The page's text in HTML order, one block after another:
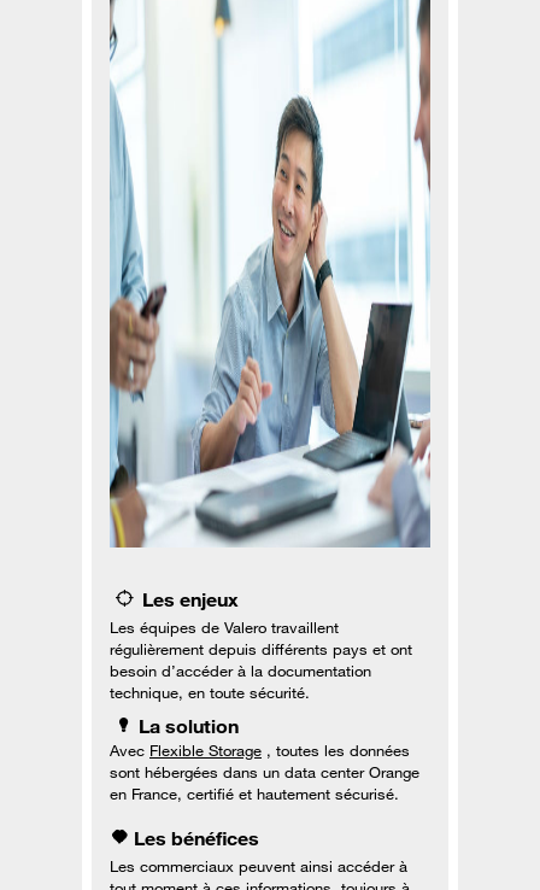
Les enjeux
Les équipes de Valero travaillent
régulièrement depuis différents pays et ont
besoin d’accéder à la documentation
technique, en toute sécurité.
La solution
Avec Flexible Storage , toutes les données
sont hébergées dans un data center Orange
en France, certifié et hautement sécurisé.
Les bénéfices
Les commerciaux peuvent ainsi accéder à